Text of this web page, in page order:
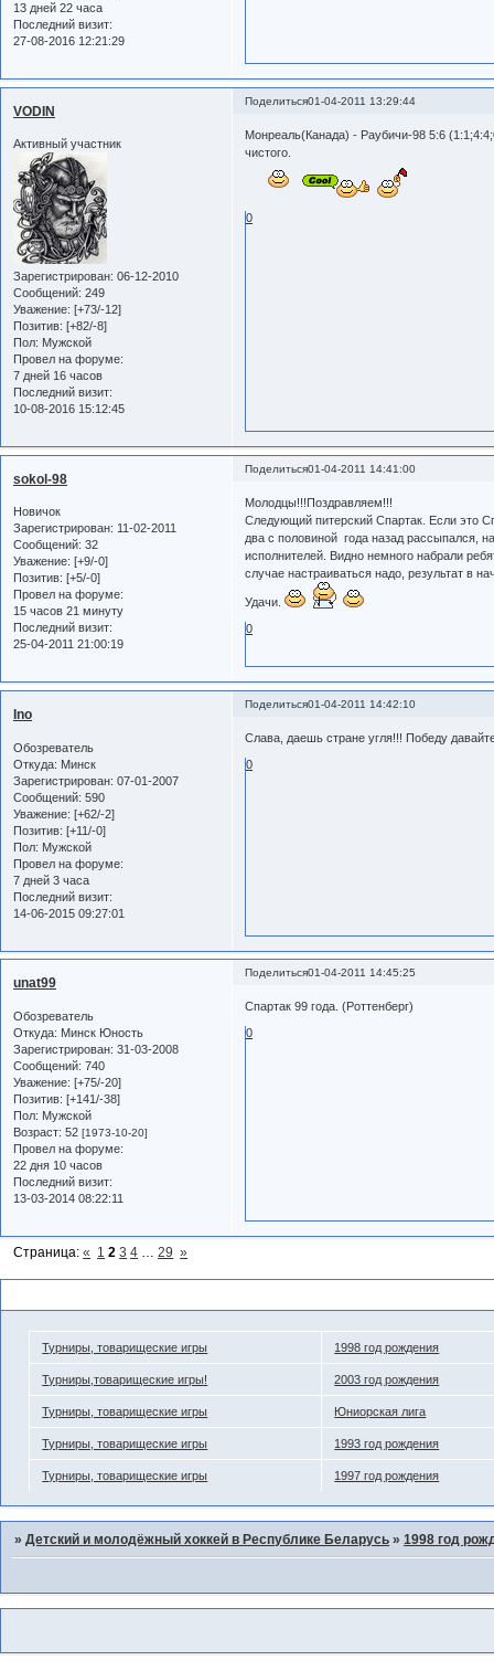
13 дней 22 часа
Последний визит:
27-08-2016 12:21:29
Поделиться01-04-2011 13:29:44
VODIN
Активный участник
Зарегистрирован: 06-12-2010
Сообщений: 249
Уважение: [+73/-12]
Позитив: [+82/-8]
Пол: Мужской
Провел на форуме:
7 дней 16 часов
Последний визит:
10-08-2016 15:12:45
Монреаль(Канада) - Раубичи-98 5:6
чистого.
0
Поделиться01-04-2011 14:41:00
sokol-98
Новичок
Зарегистрирован: 11-02-2011
Сообщений: 32
Уважение: [+9/-0]
Позитив: [+5/-0]
Провел на форуме:
15 часов 21 минуту
Последний визит:
25-04-2011 21:00:19
Молодцы!!!Поздравляем!!!
Следующий питерский Спартак. Если это
два с половиной года назад рассыпался,
исполнителей. Видно немного набрали
случае настраиваться надо, результат в
Удачи.
0
Поделиться01-04-2011 14:42:10
Ino
Обозреватель
Откуда: Минск
Зарегистрирован: 07-01-2007
Сообщений: 590
Уважение: [+62/-2]
Позитив: [+11/-0]
Пол: Мужской
Провел на форуме:
7 дней 3 часа
Последний визит:
14-06-2015 09:27:01
Слава, даешь стране угля!!! Победу
0
Поделиться01-04-2011 14:45:25
unat99
Обозреватель
Откуда: Минск Юность
Зарегистрирован: 31-03-2008
Сообщений: 740
Уважение: [+75/-20]
Позитив: [+141/-38]
Пол: Мужской
Возраст: 52 [1973-10-20]
Провел на форуме:
22 дня 10 часов
Последний визит:
13-03-2014 08:22:11
Спартак 99 года. (Роттенберг)
0
Страница:« 1 2 3 4 29 »
Турниры, товарищеские игры 1998 год рождения
Турниры,товарищеские игры! 2003 год рождения
Турниры, товарищеские игры Юниорская лига
Турниры, товарищеские игры 1993 год рождения
Турниры, товарищеские игры 1997 год рождения
»Детский и молодёжный хоккей в Республике Беларусь »1998 год